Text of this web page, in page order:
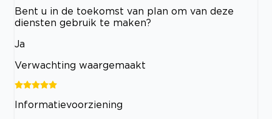
Bent u in de toekomst van plan om van deze
diensten gebruik te maken?
Ja
Verwachting waargemaakt
Informatievoorziening